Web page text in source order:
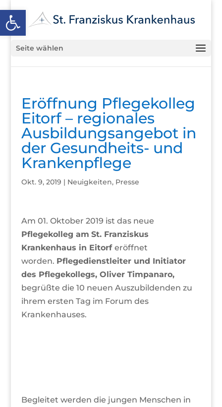
Open toolbar
Seite wählen
Eröffnung Pflegekolleg
Eitorf – regionales
Ausbildungsangebot in
der Gesundheits- und
Krankenpflege
Okt. 9, 2019 | Neuigkeiten, Presse
Am 01. Oktober 2019 ist das neue
Pflegekolleg am St. Franziskus
Krankenhaus in Eitorf eröffnet
worden. Pflegedienstleiter und Initiator
des Pflegekollegs, Oliver Timpanaro,
begrüßte die 10 neuen Auszubildenden zu
ihrem ersten Tag im Forum des
Krankenhauses.
Begleitet werden die jungen Menschen in